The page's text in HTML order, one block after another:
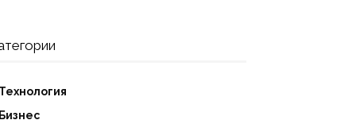
Технология
Бизнес